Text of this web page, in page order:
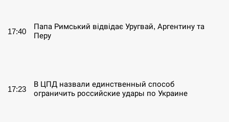
17:40
Папа Римський відвідає Уругвай, Аргентину та
Перу
17:23
В ЦПД назвали единственный способ
ограничить российские удары по Украине